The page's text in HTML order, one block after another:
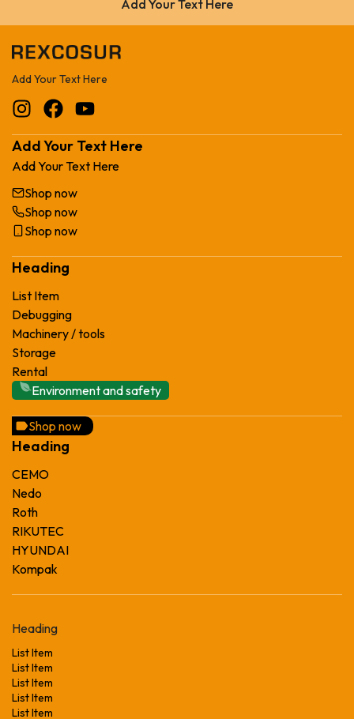
Add Your Text Here
Add Your Text Here
Add Your Text Here
Add Your Text Here
Shop now
Shop now
Shop now
Heading
List Item
Debugging
Machinery / tools
Storage
Rental
Environment and safety
Shop now
Heading
CEMO
Nedo
Roth
RIKUTEC
HYUNDAI
Kompak
Heading
List Item
List Item
List Item
List Item
List Item